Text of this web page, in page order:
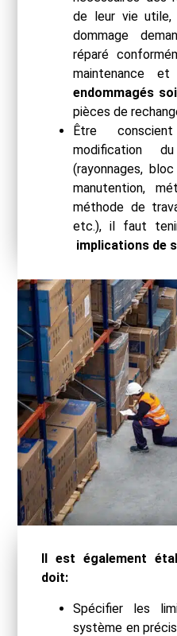
de leur vie utile,
dommage
réparé
maintenance
endommagés
pièces de
Être
modification
(rayonnages,
manutention,
méthode de
etc.), il faut
implications de
Il est également
doit:
Spécifier les
système en